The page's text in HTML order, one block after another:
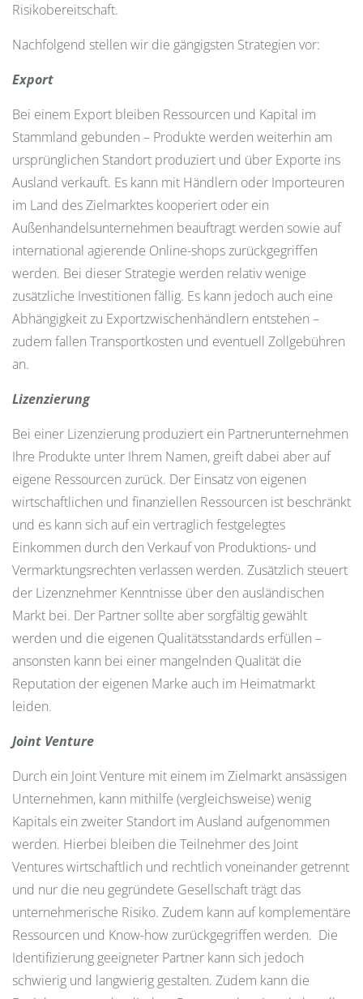
Risikobereitschaft.
Nachfolgend stellen wir die gängigsten Strategien vor:
Export
Bei einem Export bleiben Ressourcen und Kapital im
Stammland gebunden – Produkte werden weiterhin am
ursprünglichen Standort produziert und über Exporte ins
Ausland verkauft. Es kann mit Händlern oder Importeuren
im Land des Zielmarktes kooperiert oder ein
Außenhandelsunternehmen beauftragt werden sowie auf
international agierende Online-shops zurückgegriffen
werden. Bei dieser Strategie werden relativ wenige
zusätzliche Investitionen fällig. Es kann jedoch auch eine
Abhängigkeit zu Exportzwischenhändlern entstehen –
zudem fallen Transportkosten und eventuell Zollgebühren
an.
Lizenzierung
Bei einer Lizenzierung produziert ein Partnerunternehmen
Ihre Produkte unter Ihrem Namen, greift dabei aber auf
eigene Ressourcen zurück. Der Einsatz von eigenen
wirtschaftlichen und finanziellen Ressourcen ist beschränkt
und es kann sich auf ein vertraglich festgelegtes
Einkommen durch den Verkauf von Produktions- und
Vermarktungsrechten verlassen werden. Zusätzlich steuert
der Lizenznehmer Kenntnisse über den ausländischen
Markt bei. Der Partner sollte aber sorgfältig gewählt
werden und die eigenen Qualitätsstandards erfüllen –
ansonsten kann bei einer mangelnden Qualität die
Reputation der eigenen Marke auch im Heimatmarkt
leiden.
Joint Venture
Durch ein Joint Venture mit einem im Zielmarkt ansässigen
Unternehmen, kann mithilfe (vergleichsweise) wenig
Kapitals ein zweiter Standort im Ausland aufgenommen
werden. Hierbei bleiben die Teilnehmer des Joint
Ventures wirtschaftlich und rechtlich voneinander getrennt
und nur die neu gegründete Gesellschaft trägt das
unternehmerische Risiko. Zudem kann auf komplementäre
Ressourcen und Know-how zurückgegriffen werden. Die
Identifizierung geeigneter Partner kann sich jedoch
schwierig und langwierig gestalten. Zudem kann die